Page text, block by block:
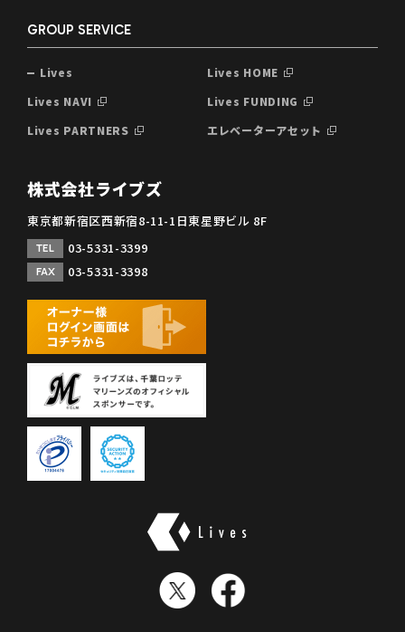
GROUP SERVICE
Lives
Lives HOME
Lives NAVI
Lives FUNDING
Lives PARTNERS
エレベーターアセット
株式会社ライブズ
東京都新宿区西新宿8-11-1日東星野ビル 8F
TEL 03-5331-3399
FAX 03-5331-3398